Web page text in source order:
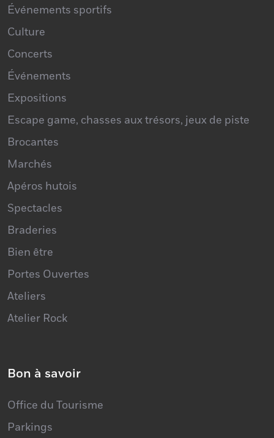
Événements sportifs
Culture
Concerts
Événements
Expositions
Escape game, chasses aux trésors, jeux de piste
Brocantes
Marchés
Apéros hutois
Spectacles
Braderies
Bien être
Portes Ouvertes
Ateliers
Atelier Rock
Bon à savoir
Office du Tourisme
Parkings